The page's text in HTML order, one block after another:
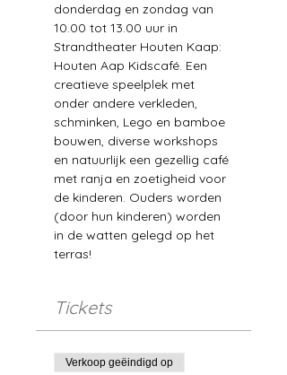
donderdag en zondag van
10.00 tot 13.00 uur in
Strandtheater Houten Kaap:
Houten Aap Kidscafé. Een
creatieve speelplek met
onder andere verkleden,
schminken, Lego en bamboe
bouwen, diverse workshops
en natuurlijk een gezellig café
met ranja en zoetigheid voor
de kinderen. Ouders worden
(door hun kinderen) worden
in de watten gelegd op het
terras!
Tickets
Verkoop geëindigd op